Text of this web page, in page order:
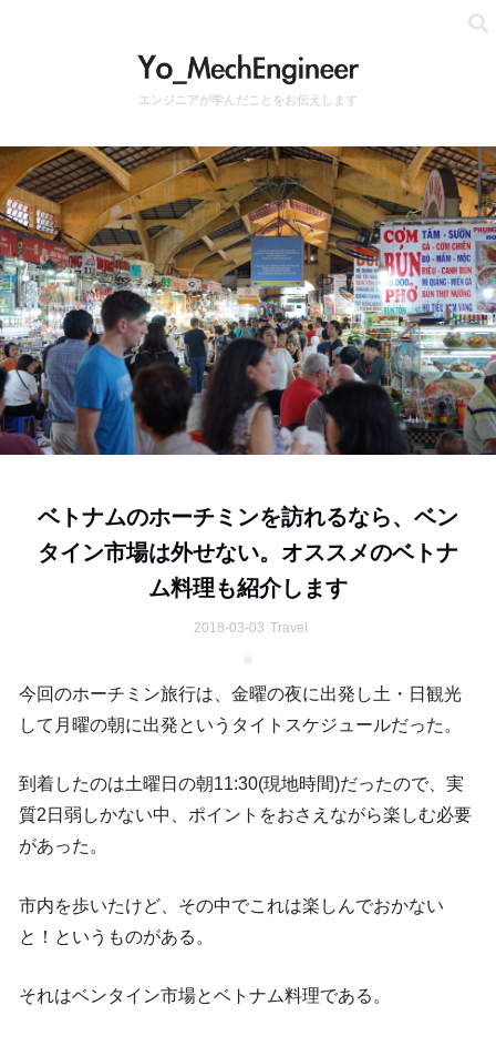
エンジニアが学んだことをお伝えします
ベトナムのホーチミンを訪れるなら、ベン
タイン市場は外せない。オススメのベトナ
ム料理も紹介します
2018-03-03 Travel
今回のホーチミン旅行は、金曜の夜に出発し土・日観光
して月曜の朝に出発というタイトスケジュールだった。
到着したのは土曜日の朝11:30(現地時間)だったので、実
質2日弱しかない中、ポイントをおさえながら楽しむ必要
があった。
市内を歩いたけど、その中でこれは楽しんでおかない
と！というものがある。
それはベンタイン市場とベトナム料理である。